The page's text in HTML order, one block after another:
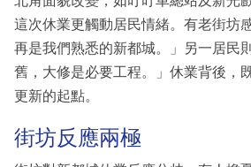
這次休業更觸動居民情緒。有老街坊
再是我們熟悉的新都城。」另一居民
舊，大修是必要工程。」休業背後，
更新的起點。
街坊反應兩極